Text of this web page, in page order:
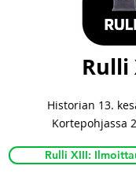
Rulli
Historian 13.
Kortepohjassa
Rulli XIII: